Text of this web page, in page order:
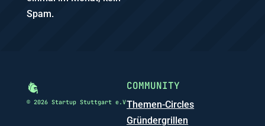
Spam.
© 2026 Startup Stuttgart e.V
COMMUNITY
Themen-Circles
Gründergrillen